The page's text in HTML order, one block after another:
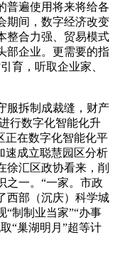
普遍使用将来将给各
期间，数字经济改变
整合力强、贸易模式
部企业。更需要的指
育，听取企业家、
拆制成裁缝，财产
行数字化智能化升
正在数字化智能化平
速成立聪慧园区分析
徐汇区政协看来，削
之一。“一家。市政
西部（沉庆）科学城
“制制业当家”“办事
“巢湖明月”超等计